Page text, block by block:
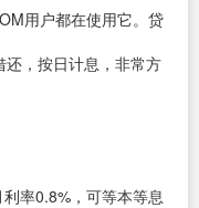
用户都在使用它。贷
，按日计息，非常方
率0.8%，可等本等息